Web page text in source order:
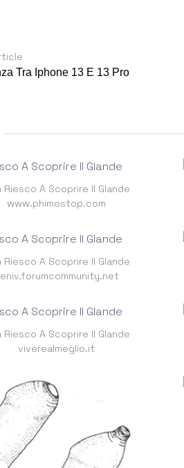
Tra Iphone 13 E 13 Pro
Riesco A Scoprire Il Glande
www.phimostop.com
Riesco A Scoprire Il Glande
Riesco A Scoprire Il Glande
viverealmeglio.it